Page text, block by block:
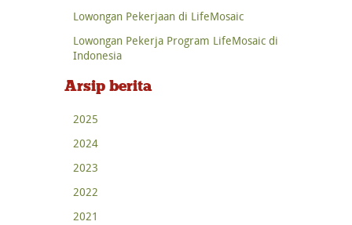
Lowongan Pekerjaan di LifeMosaic
Lowongan Pekerja Program LifeMosaic di
Indonesia
Arsip berita
2025
2024
2023
2022
2021